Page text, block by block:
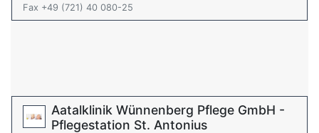
Fax +49 (721) 40 080-25
Aatalklinik Wünnenberg Pflege GmbH -
Pflegestation St. Antonius